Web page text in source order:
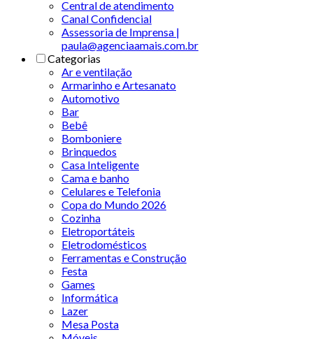
Central de atendimento
Canal Confidencial
Assessoria de Imprensa |
paula@agenciaamais.com.br
Categorias
Ar e ventilação
Armarinho e Artesanato
Automotivo
Bar
Bebê
Bomboniere
Brinquedos
Casa Inteligente
Cama e banho
Celulares e Telefonia
Copa do Mundo 2026
Cozinha
Eletroportáteis
Eletrodomésticos
Ferramentas e Construção
Festa
Games
Informática
Lazer
Mesa Posta